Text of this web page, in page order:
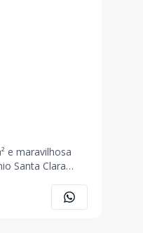
e maravilhosa
Santa Clara